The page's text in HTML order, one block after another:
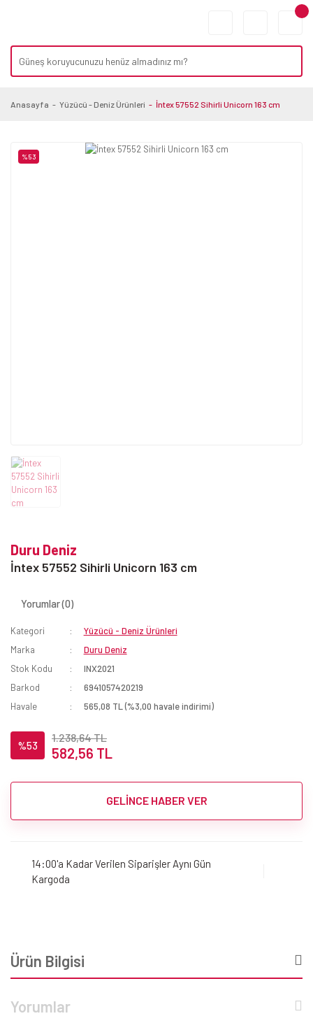
Anasayfa Yüzücü - Deniz Ürünleri İntex 57552 Sihirli Unicorn 163 cm
%53
Duru Deniz
İntex 57552 Sihirli Unicorn 163 cm
Yorumlar (0)
Kategori
Yüzücü - Deniz Ürünleri
Marka
Duru Deniz
Stok Kodu
INX2021
Barkod
6941057420219
Havale
565,08 TL (%3,00 havale indirimi)
%53
1.238,64 TL
582,56 TL
GELİNCE HABER VER
14:00'a Kadar Verilen Siparişler Aynı Gün
Kargoda
Ürün Bilgisi
Yorumlar